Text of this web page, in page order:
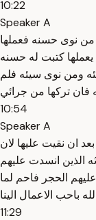
10:22
Speaker A
نوى حسنه فعملها
كتبت له حسنه
ومن نوى سيئه فلم
فان تركها من جرائي
10:54
Speaker A
ان نقيت عليها لان
الذين انسدت عليهم
الحجر فاحم لما
باحب الاعمال الينا
11:29